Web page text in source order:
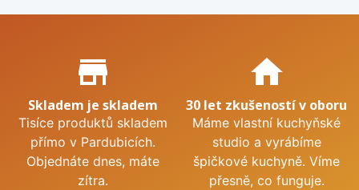
Proč nakupovat u nás?
store_mall_directory
Skladem je skladem
Tisíce produktů skladem
přímo v Pardubicích.
Objednáte dnes, máte
zítra.
home
30 let zkušeností v oboru
Máme vlastní kuchyňské
studio a vyrábíme
špičkové kuchyně. Víme
přesně, co funguje.